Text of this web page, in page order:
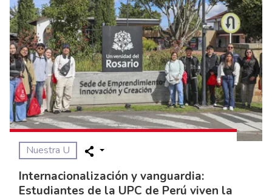
Nuestra U
Internacionalización y vanguardia:
Estudiantes de la UPC de Perú viven la